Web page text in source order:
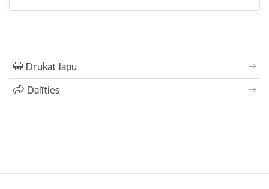
Drukāt lapu
Dalīties